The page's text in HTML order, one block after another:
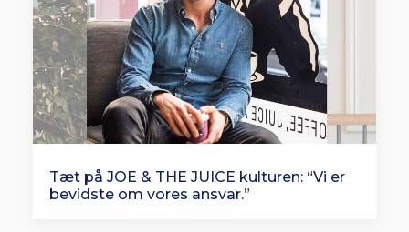
Tæt på JOE & THE JUICE kulturen: “Vi er
bevidste om vores ansvar.”